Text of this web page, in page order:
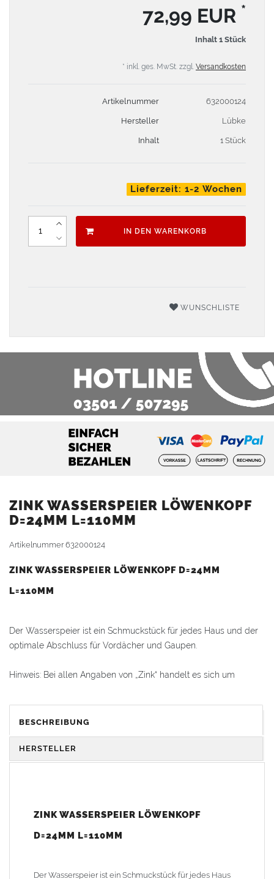
72,99 EUR *
Inhalt 1 Stück
* inkl. ges. MwSt. zzgl. Versandkosten
Artikelnummer 632000124
Hersteller Lübke
Inhalt 1 Stück
Lieferzeit: 1-2 Wochen
IN DEN WARENKORB
WUNSCHLISTE
ZINK WASSERSPEIER LÖWENKOPF
D=24MM L=110MM
Artikelnummer632000124
ZINK WASSERSPEIER LÖWENKOPF D=24MM
L=110MM
Der Wasserspeier ist ein Schmuckstück für jedes Haus und der
optimale Abschluss für Vordächer und Gaupen.
Hinweis: Bei allen Angaben von „Zink“ handelt es sich um
Spurenelementen von Titan und Kupfer. Durch die
Legierungsbestandteile ändern sich die Materialeigenschaften
und das Titanzinkblech kann dadurch verformt und gekantet
werden. Reines Zink würde beim Kanten brechen.
BESCHREIBUNG
HERSTELLER
ZINK WASSERSPEIER LÖWENKOPF
D=24MM L=110MM
Der Wasserspeier ist ein Schmuckstück für jedes Haus